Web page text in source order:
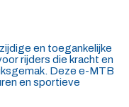
en toegankelijke
rijders die kracht en
Deze e-MTB
en sportieve